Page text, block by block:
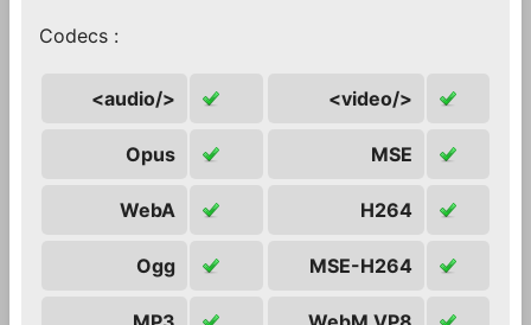
Codecs :
<audio/>
Opus
WebA
Ogg
<video/>
MSE
H264
MSE-H264